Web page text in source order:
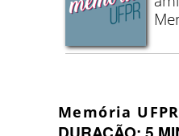
Memória